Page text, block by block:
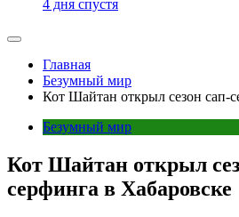
4 дня спустя
Главная
Безумный мир
Кот Шайтан открыл сезон сап-
Безумный мир
Кот Шайтан открыл
серфинга в Хабаровске